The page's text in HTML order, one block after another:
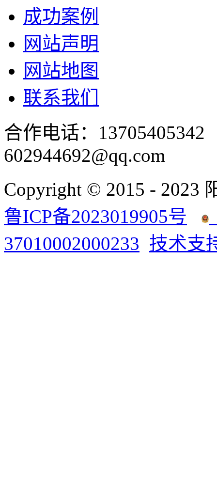
成功案例
网站声明
网站地图
联系我们
合作电话：
602944692@qq.com
Copyright © 2015 - 2023
鲁ICP备2023019905号
37010002000233 技术支